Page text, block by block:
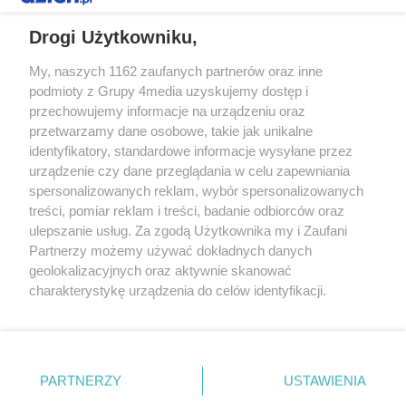
Redakcja Reklama Prywatność
Praca Łódź
the:protocol
Facebook.com
Youtube.com
Drogi Użytkowniku,
My, naszych 1162 zaufanych partnerów oraz inne
podmioty z Grupy 4media uzyskujemy dostęp i
przechowujemy informacje na urządzeniu oraz
przetwarzamy dane osobowe, takie jak unikalne
identyfikatory, standardowe informacje wysyłane przez
urządzenie czy dane przeglądania w celu zapewniania
spersonalizowanych reklam, wybór spersonalizowanych
treści, pomiar reklam i treści, badanie odbiorców oraz
ulepszanie usług. Za zgodą Użytkownika my i Zaufani
Partnerzy możemy używać dokładnych danych
geolokalizacyjnych oraz aktywnie skanować
charakterystykę urządzenia do celów identyfikacji.
zmienić/wycofać klikając przycisk ustawień prywatności
znajdujący się w lewym dolnym rogu strony
. Niektóre
PARTNERZY USTAWIENIA